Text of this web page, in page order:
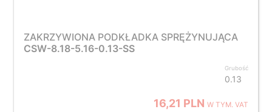
ZAKRZYWIONA PODKŁADKA SPRĘŻYNUJĄCA
CSW-8.18-5.16-0.13-SS
Grubość
0.13
16,21 PLNW TYM. VAT